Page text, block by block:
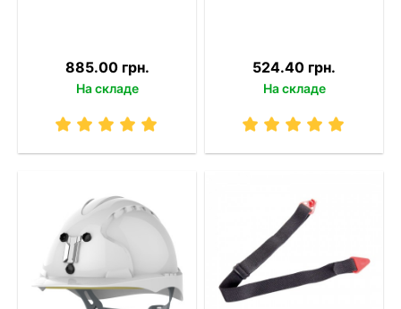
885.00 грн.
На складе
524.40 грн.
На складе